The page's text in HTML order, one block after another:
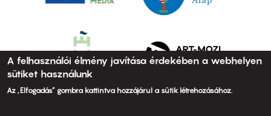
A felhasználói élmény javítása érdekében a webhelyen
sütiket használunk
Az „Elfogadás” gombra kattintva hozzájárul a sütik létrehozásához.